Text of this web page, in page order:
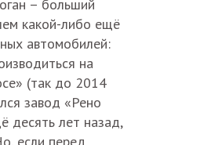
– больший
какой-либо ещё
автомобилей:
на
(так до 2014
завод «Рено
десять лет назад,